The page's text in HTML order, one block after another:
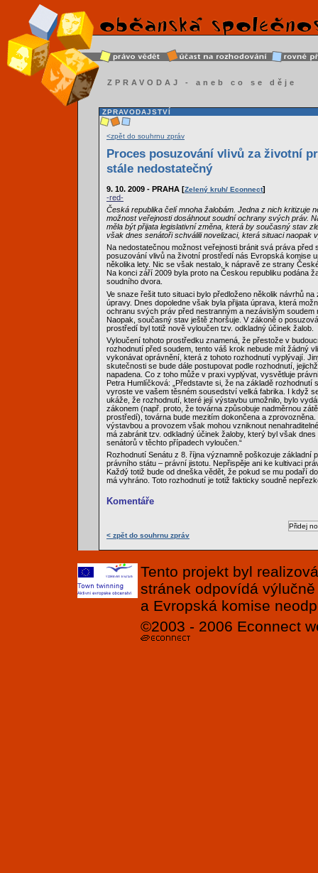
ZPRAVODAJ - aneb co se děje
ZPRAVODAJSTVÍ
<zpět do souhrnu zpráv
Proces posuzování vlivů za životní
stále nedostatečný
9. 10. 2009 - PRAHA [Zelený kruh/ Econnect]
-red-
Česká republika čelí mnoha žalobám. Jedna z nich kritizuje
možnost veřejnosti dosáhnout soudní ochrany svých práv.
měla být přijata legislativní změna, která by současný stav
však dnes senátoři schválili novelizaci, která situaci naopak
Na nedostatečnou možnost veřejnosti bránit svá práva před
posuzování vlivů na životní prostředí nás Evropská komise
několika lety. Nic se však nestalo, k nápravě ze strany
Na konci září 2009 byla proto na Českou republiku podána
soudního dvora.
Ve snaze řešit tuto situaci bylo předloženo několik návrhů na
úpravy. Dnes dopoledne však byla přijata úprava, která
ochranu svých práv před nestranným a nezávislým soudem
Naopak, současný stav ještě zhoršuje. V zákoně o
prostředí byl totiž nově vyloučen tzv. odkladný účinek žalob.
Vyloučení tohoto prostředku znamená, že přestože v
rozhodnutí před soudem, tento váš krok nebude mít žádný
vykonávat oprávnění, která z tohoto rozhodnutí vyplývají.
skutečnosti se bude dále postupovat podle rozhodnutí,
napadena. Co z toho může v praxi vyplývat, vysvětluje
Petra Humlíčková: „Představte si, že na základě rozhodnutí
vyroste ve vašem těsném sousedství velká fabrika. I když
ukáže, že rozhodnutí, které její výstavbu umožnilo, bylo
zákonem (např. proto, že továrna způsobuje nadměrnou
prostředí), továrna bude mezitím dokončena a zprovozněna.
výstavbou a provozem však mohou vzniknout
má zabránit tzv. odkladný účinek žaloby, který byl však
senátorů v těchto případech vyloučen.“
Rozhodnutí Senátu z 8. října významně poškozuje základní
právního státu – právní jistotu. Nepřispěje ani ke kultivaci
Každý totiž bude od dneška vědět, že pokud se mu podaří
má vyhráno. Toto rozhodnutí je totiž fakticky soudně
Komentáře
< zpět do souhrnu zpráv
Tento projekt byl
stránek odpovídá
a Evropská komise
©2003 - 2006 Econnect